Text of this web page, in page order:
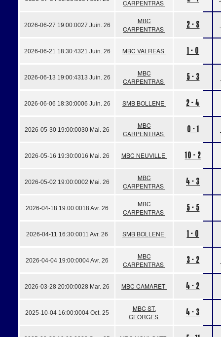
CARPENTRAS
2026-06-27 19:00:0027 Juin. 26
MBC
CARPENTRAS
2 - 8
2026-06-21 18:30:4321 Juin. 26 MBC VALREAS 1 - 0
2026-06-13 19:00:4313 Juin. 26
MBC
CARPENTRAS
5 - 3
2026-06-06 18:30:0006 Juin. 26 SMB BOLLENE 2 - 4
2026-05-30 19:00:0030 Mai. 26
MBC
CARPENTRAS
0 - 1
2026-05-16 19:30:0016 Mai. 26 MBC NEUVILLE 10 - 2
2026-05-02 19:00:0002 Mai. 26
MBC
CARPENTRAS
4 - 3
2026-04-18 19:00:0018 Avr. 26
MBC
CARPENTRAS
5 - 5
2026-04-11 16:30:0011 Avr. 26 SMB BOLLENE 1 - 0
2026-04-04 19:00:0004 Avr. 26
MBC
CARPENTRAS
3 - 2
2026-03-28 20:00:0028 Mar. 26 MBC CAMARET 4 - 2
2025-10-04 16:00:0004 Oct. 25
MBC ST.
GEORGES
4 - 3